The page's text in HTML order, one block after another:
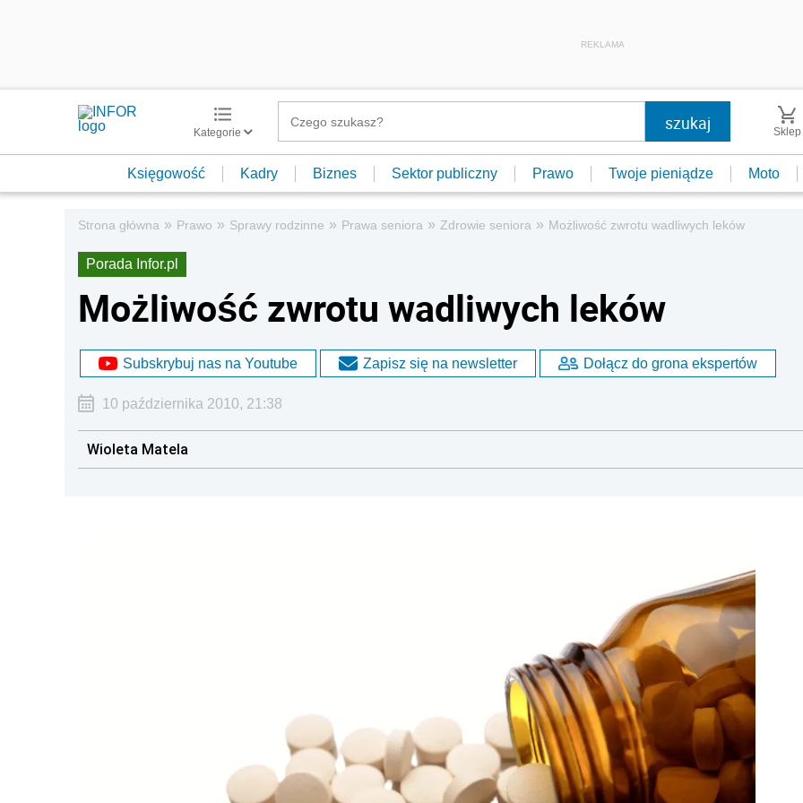
REKLAMA
Kategorie Sklep
Księgowość Kadry Biznes Sektor publiczny Prawo Twoje pieniądze Moto
Strona główna » Prawo » Sprawy rodzinne » Prawa seniora » Zdrowie seniora » Możliwość zwrotu wadliwych leków
Porada Infor.pl
Możliwość zwrotu wadliwych leków
Subskrybuj nas na Youtube Zapisz się na newsletter Dołącz do grona ekspertów
10 października 2010, 21:38
Wioleta Matela